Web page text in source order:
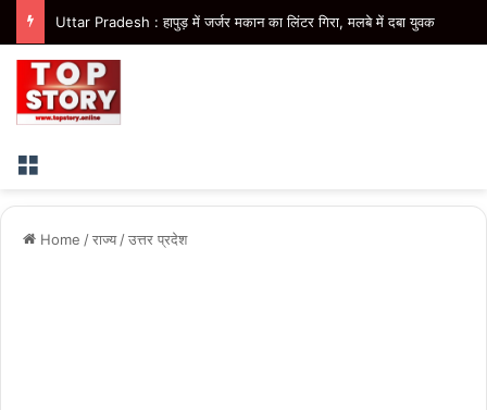
Uttar Pradesh : हापुड़ में जर्जर मकान का लिंटर गिरा, मलबे में दबा युवक
Menu
Home /राज्य /उत्तर प्रदेश